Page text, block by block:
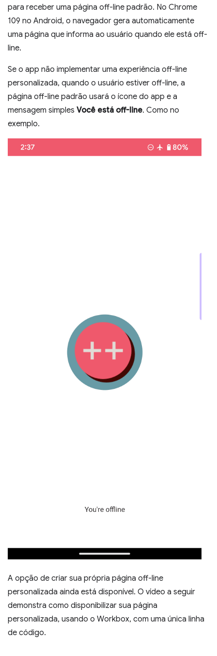
para receber uma página off-line padrão. No Chrome
109 no Android, o navegador gera automaticamente
uma página que informa ao usuário quando ele está off-
line.
Se o app não implementar uma experiência off-line
personalizada, quando o usuário estiver off-line, a
página off-line padrão usará o ícone do app e a
mensagem simples Você está off-line. Como no
exemplo.
A opção de criar sua própria página off-line
personalizada ainda está disponível. O vídeo a seguir
demonstra como disponibilizar sua página
personalizada, usando o Workbox, com uma única linha
de código.